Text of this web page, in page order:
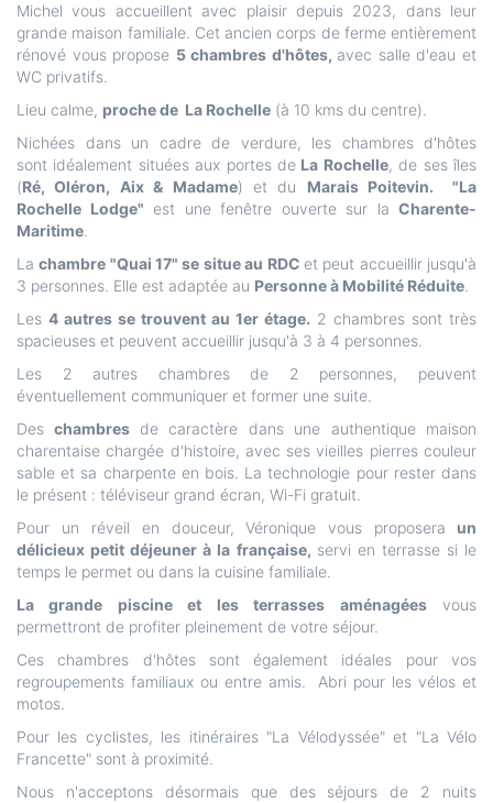
Michel vous accueillent avec plaisir depuis 2023, dans leur
grande maison familiale. Cet ancien corps de ferme entièrement
rénové vous propose 5 chambres d'hôtes, avec salle d'eau et
WC privatifs.
Lieu calme, proche de La Rochelle (à 10 kms du centre).
Nichées dans un cadre de verdure, les chambres d'hôtes
sont idéalement situées aux portes de La Rochelle, de ses îles
(Ré, Oléron, Aix & Madame) et du Marais Poitevin. "La
Rochelle Lodge" est une fenêtre ouverte sur la Charente-
Maritime
Lachambre "Quai 17" se situe au RDC et peut accueillir jusqu'à
3 personnes. Elle est adaptée au Personne à Mobilité Réduite
Les 4 autres se trouvent au 1er étage. 2 chambres sont très
spacieuses et peuvent accueillir jusqu'à 3 à 4 personnes.
Les 2 autres chambres de 2 personnes, peuvent
éventuellement communiquer et former une suite.
Deschambres de caractère dans une authentique maison
charentaise chargée d'histoire, avec ses vieilles pierres couleur
sable et sa charpente en bois. La technologie pour rester dans
le présent : téléviseur grand écran, Wi-Fi gratuit.
Pour un réveil en douceur, Véronique vous proposera un
délicieux petit déjeuner à la française, servi en terrasse si le
temps le permet ou dans la cuisine familiale.
La grande piscine et les terrasses aménagéesvous
permettront de profiter pleinement de votre séjour.
Ces chambres d'hôtes sont également idéales pour vos
regroupements familiaux ou entre amis. Abri pour les vélos et
motos.
Pour les cyclistes, les itinéraires "La Vélodyssée" et "La Vélo
Francette" sont à proximité.
Nous n'acceptons désormais que des séjours de 2 nuits